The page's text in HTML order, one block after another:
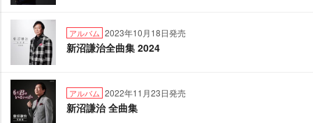
アルバム 2023年10月18日発売
新沼謙治全曲集 2024
アルバム 2022年11月23日発売
新沼謙治 全曲集